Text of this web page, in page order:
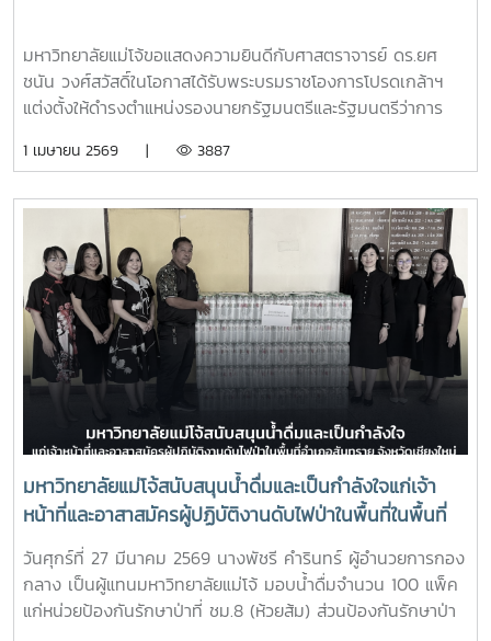
มหาวิทยาลัยแม่โจ้ขอแสดงความยินดีกับศาสตราจารย์ ดร.ยศ
ชนัน วงศ์สวัสดิ์ในโอกาสได้รับพระบรมราชโองการโปรดเกล้าฯ
แต่งตั้งให้ดำรงตำแหน่งรองนายกรัฐมนตรีและรัฐมนตรีว่าการ
ณ วันที่ 30 มีนาคม 2569
1 เมษายน 2569 | 3887
มหาวิทยาลัยแม่โจ้สนับสนุนน้ำดื่มและเป็นกำลังใจแก่เจ้า
หน้าที่และอาสาสมัครผู้ปฏิบัติงานดับไฟป่าในพื้นที่ในพื้นที่
อำเภอสันทราย จังหวัดเชียงใหม่
วันศุกร์ที่ 27 มีนาคม 2569 นางพัชรี คำรินทร์ ผู้อำนวยการกอง
กลาง เป็นผู้แทนมหาวิทยาลัยแม่โจ้ มอบน้ำดื่มจำนวน 100 แพ็ค
แก่หน่วยป้องกันรักษาป่าที่ ชม.8 (ห้วยส้ม) ส่วนป้องกันรักษาป่า